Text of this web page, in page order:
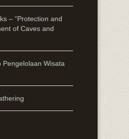
– “Protection and
of Caves and
Pengelolaan Wisata